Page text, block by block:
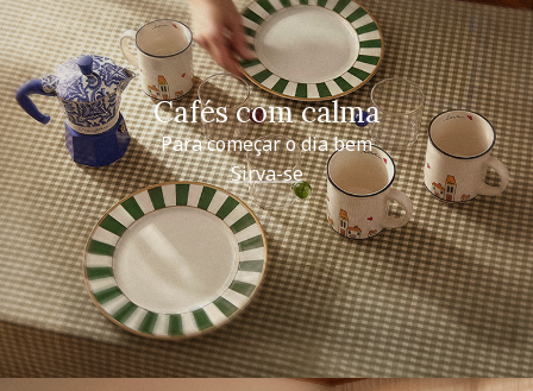
Cafés com calma
Para começar o dia bem
Sirva-se